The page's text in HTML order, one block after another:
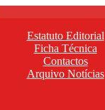
Estatuto Editorial
Ficha Técnica
Contactos
Arquivo Notícias